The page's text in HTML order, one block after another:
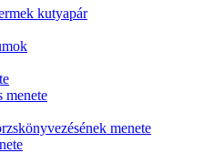
kutyapár
menete
menete